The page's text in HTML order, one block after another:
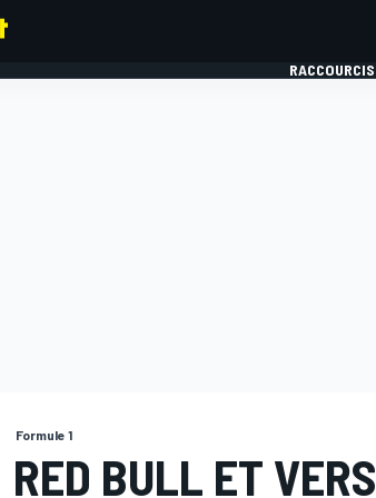
Formule 1
RED BULL ET